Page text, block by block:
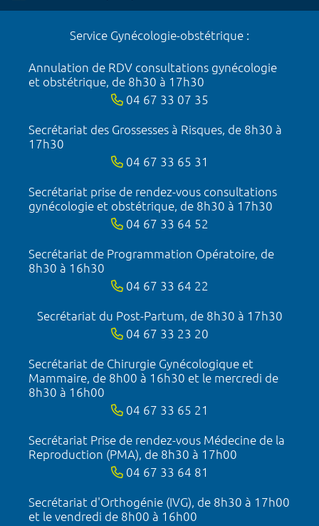
Service Gynécologie-obstétrique :
Annulation de RDV consultations gynécologie
et obstétrique, de 8h30 à 17h30
04 67 33 07 35
Secrétariat des Grossesses à Risques, de 8h30 à
17h30
04 67 33 65 31
Secrétariat prise de rendez-vous consultations
gynécologie et obstétrique, de 8h30 à 17h30
04 67 33 64 52
Secrétariat de Programmation Opératoire, de
8h30 à 16h30
04 67 33 64 22
Secrétariat du Post-Partum, de 8h30 à 17h30
04 67 33 23 20
Secrétariat de Chirurgie Gynécologique et
Mammaire, de 8h00 à 16h30 et le mercredi de
8h30 à 16h00
04 67 33 65 21
Secrétariat Prise de rendez-vous Médecine de la
Reproduction (PMA), de 8h30 à 17h00
04 67 33 64 81
Secrétariat d'Orthogénie (IVG), de 8h30 à 17h00
et le vendredi de 8h00 à 16h00